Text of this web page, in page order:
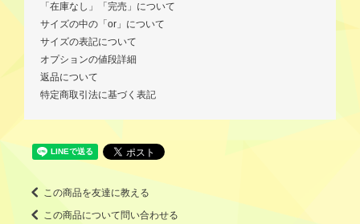
「在庫なし」「完売」について
サイズの中の「or」について
サイズの表記について
オプションの値段詳細
返品について
特定商取引法に基づく表記
この商品を友達に教える
この商品について問い合わせる